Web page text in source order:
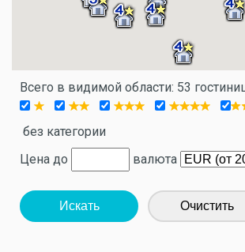
Всего в видимой области: 53
без категории
Цена до
валюта
Искать Очистить